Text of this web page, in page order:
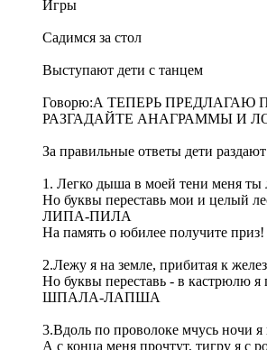
Игры
Садимся за стол
Выступают дети с танцем
Говорю:А ТЕПЕРЬ
РАЗГАДАЙТЕ АНАГРАММЫ И
За правильные ответы дети
1. Легко дыша в моей тени меня ты
Но буквы переставь мои и целый
ЛИПА-ПИЛА
На память о юбилее получите приз!
2.Лежу я на земле, прибитая к
Но буквы переставь - в кастрюлю я
ШПАЛА-ЛАПША
3.Вдоль по проволоке мчусь ночи
А с конца меня прочтут, тигру я с